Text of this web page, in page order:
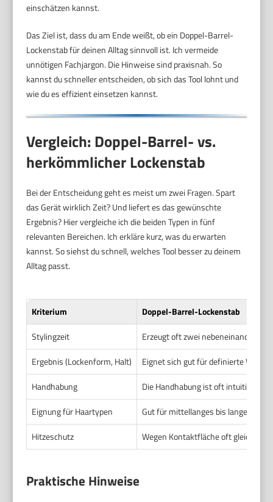
einschätzen kannst.
Das Ziel ist, dass du am Ende weißt, ob ein Doppel-Barrel-
Lockenstab für deinen Alltag sinnvoll ist. Ich vermeide
unnötigen Fachjargon. Die Hinweise sind praxisnah. So
kannst du schneller entscheiden, ob sich das Tool lohnt und
wie du es effizient einsetzen kannst.
Vergleich: Doppel-Barrel- vs.
herkömmlicher Lockenstab
Bei der Entscheidung geht es meist um zwei Fragen. Spart
das Gerät wirklich Zeit? Und liefert es das gewünschte
Ergebnis? Hier vergleiche ich die beiden Typen in fünf
relevanten Bereichen. Ich erkläre kurz, was du erwarten
kannst. So siehst du schnell, welches Tool besser zu deinem
Alltag passt.
Kriterium
Doppel-Barrel-Lockenstab
Stylingzeit
Erzeugt oft zwei nebeneinander
Ergebnis (Lockenform, Halt)
Eignet sich gut für definierte
Handhabung
Die Handhabung ist oft intuitiv. Du
Eignung für Haartypen
Gut für mittellanges bis langes
Hitzeschutz
Wegen Kontaktfläche oft
Praktische Hinweise